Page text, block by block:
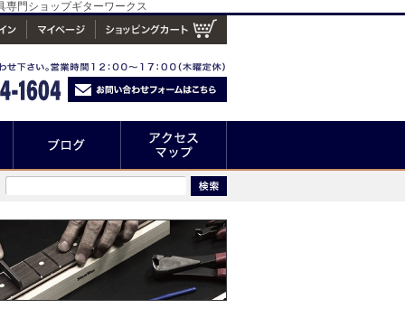
門ショップギターワークス